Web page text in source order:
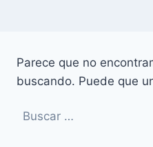
Parece que no
buscando. Puede que
Buscar: